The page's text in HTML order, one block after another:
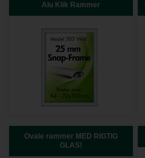
Alu Klik Rammer
Ovale rammer MED RIGTIG
GLAS!